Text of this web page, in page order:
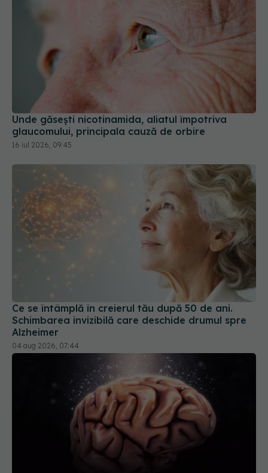
Unde găsești nicotinamida, aliatul împotriva
glaucomului, principala cauză de orbire
16 iul 2026, 09:45
Ce se întâmplă în creierul tău după 50 de ani.
Schimbarea invizibilă care deschide drumul spre
Alzheimer
04 aug 2026, 07:44